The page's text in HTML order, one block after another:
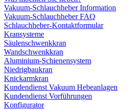
Vakuum-Schlauchheber Information
Vakuum-Schlauchheber FAQ
Schlauchheber-Kontaktformular
Kransysteme
Säulenschwenkkran
Wandschwenkkran
Aluminium-Schienensystem
Niedrigbaukran
Knickarmkran
Kundendienst Vakuum Hebeanlagen
Kundendienst Vorführungen
Konfigurator